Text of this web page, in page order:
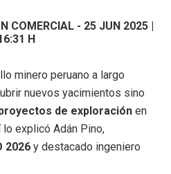
COMERCIAL - 25 JUN 2025 |
H
minero peruano a largo
nuevos yacimientos sino
de exploración en
explicó Adán Pino,
2026 y destacado ingeniero